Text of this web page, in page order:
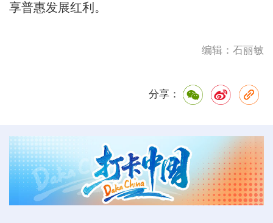
享普惠发展红利。
编辑：石丽敏
分享：